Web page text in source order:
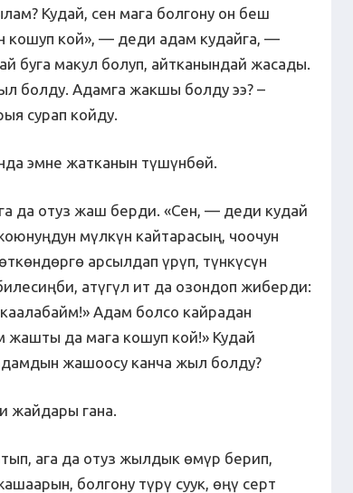
Кудай, сен мага болгону он беш
кошуп кой», — деди адам кудайга, —
буга макул болуп, айтканындай жасады.
болду. Адамга жакшы болду ээ? –
сурап койду.
эмне жатканын түшүнбөй.
да отуз жаш берди. «Сен, — деди кудай
мүлкүн кайтарасың, чоочун
арсылдап үрүп, түнкүсүн
атүгүл ит да озондоп жиберди:
Адам болсо кайрадан
жашты да мага кошуп кой!» Кудай
жашоосу канча жыл болду?
жайдары гана.
ага да отуз жылдык өмүр берип,
болгону түрү суук, өңү серт